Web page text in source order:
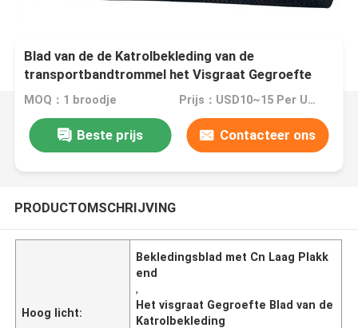
Blad van de de Katrolbekleding van de
transportbandtrommel het Visgraat Gegroefte
met Cn Laag Plakkend
MOQ：1 broodje Prijs：USD10~15 Per Unit
Beste prijs Contacteer ons
PRODUCTOMSCHRIJVING
Hoog licht:
Bekledingsblad met Cn Laag Plakk
end
,
Het visgraat Gegroefte Blad van de
Katrolbekleding